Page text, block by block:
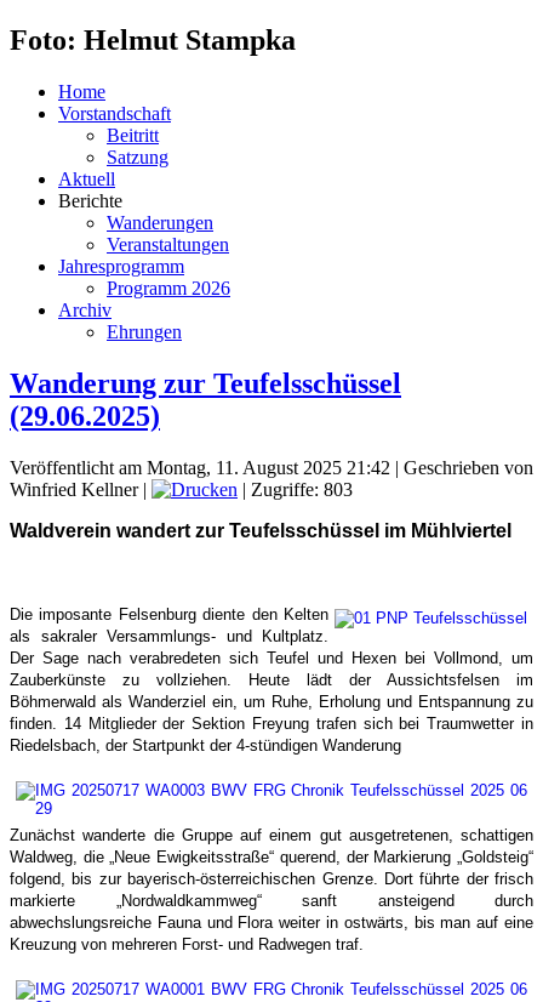
Foto: Helmut Stampka
Home
Vorstandschaft
Beitritt
Satzung
Aktuell
Berichte
Wanderungen
Veranstaltungen
Jahresprogramm
Programm 2026
Archiv
Ehrungen
Wanderung zur Teufelsschüssel
(29.06.2025)
Veröffentlicht am Montag, 11. August 2025 21:42 | Geschrieben von
Winfried Kellner|
| Zugriffe: 803
Waldverein wandert zur Teufelsschüssel im Mühlviertel
Die imposante Felsenburg diente den Kelten
als sakraler Versammlungs- und Kultplatz.
Der Sage nach verabredeten sich Teufel und Hexen bei Vollmond, um
Zauberkünste zu vollziehen. Heute lädt der Aussichtsfelsen im
Böhmerwald als Wanderziel ein, um Ruhe, Erholung und Entspannung zu
finden. 14 Mitglieder der Sektion Freyung trafen sich bei Traumwetter in
Riedelsbach, der Startpunkt der 4-stündigen Wanderung
Zunächst wanderte die Gruppe auf einem gut ausgetretenen, schattigen
Waldweg, die „Neue Ewigkeitsstraße“ querend, der Markierung „Goldsteig“
folgend, bis zur bayerisch-österreichischen Grenze. Dort führte der frisch
markierte „Nordwaldkammweg“ sanft ansteigend durch
abwechslungsreiche Fauna und Flora weiter in ostwärts, bis man auf eine
Kreuzung von mehreren Forst- und Radwegen traf.